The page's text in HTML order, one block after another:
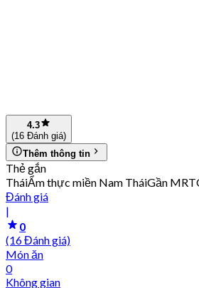
4.3
(16 Đánh giá)
Thêm thông tin
Thẻ gắn
TháiẨm thực miền Nam TháiGần MRT
Đánh giá
|
0
(16 Đánh giá)
Món ăn
0
Không gian